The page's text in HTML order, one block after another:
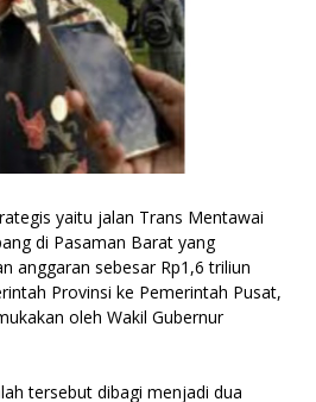
yaitu jalan Trans Mentawai
di Pasaman Barat yang
anggaran sebesar Rp1,6 triliun
Provinsi ke Pemerintah Pusat,
oleh Wakil Gubernur
tersebut dibagi menjadi dua